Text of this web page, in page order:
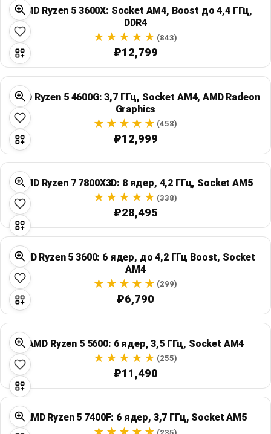
AMD Ryzen 5 3600X: Socket AM4, Boost до 4,4 ГГц,
DDR4
(843)
₽12,799
AMD Ryzen 5 4600G: 3,7 ГГц, Socket AM4, AMD Radeon
Graphics
(458)
₽12,999
AMD Ryzen 7 7800X3D: 8 ядер, 4,2 ГГц, Socket AM5
(338)
₽28,495
AMD Ryzen 5 3600: 6 ядер, до 4,2 ГГц Boost, Socket
AM4
(299)
₽6,790
AMD Ryzen 5 5600: 6 ядер, 3,5 ГГц, Socket AM4
(255)
₽11,490
AMD Ryzen 5 7400F: 6 ядер, 3,7 ГГц, Socket AM5